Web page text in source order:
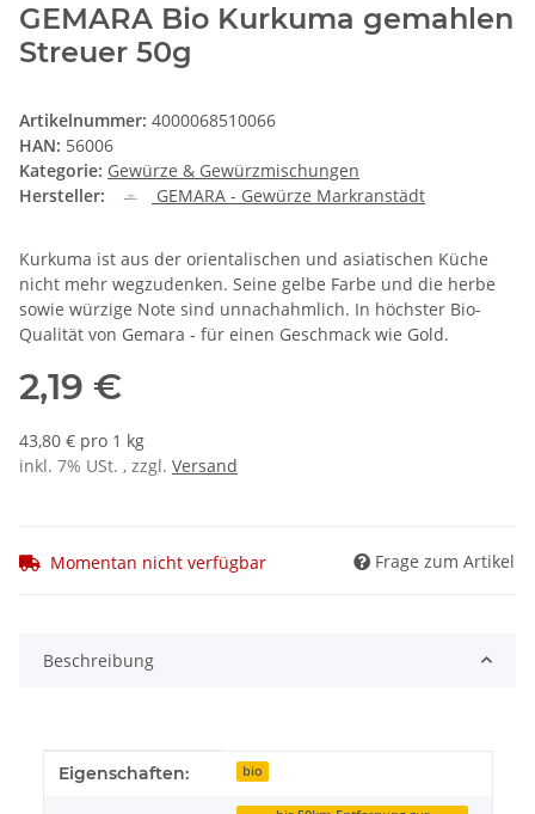
GEMARA Bio Kurkuma gemahlen
Streuer 50g
Artikelnummer: 4000068510066
HAN: 56006
Kategorie: Gewürze & Gewürzmischungen
Hersteller:
GEMARA - Gewürze Markranstädt
Kurkuma ist aus der orientalischen und asiatischen Küche
nicht mehr wegzudenken. Seine gelbe Farbe und die herbe
sowie würzige Note sind unnachahmlich. In höchster Bio-
Qualität von Gemara - für einen Geschmack wie Gold.
2,19 €
43,80 € pro 1 kg
inkl. 7% USt. , zzgl. Versand
Momentan nicht verfügbar Frage zum Artikel
Beschreibung
Produkteigenschaft
Wert
Eigenschaften: bio